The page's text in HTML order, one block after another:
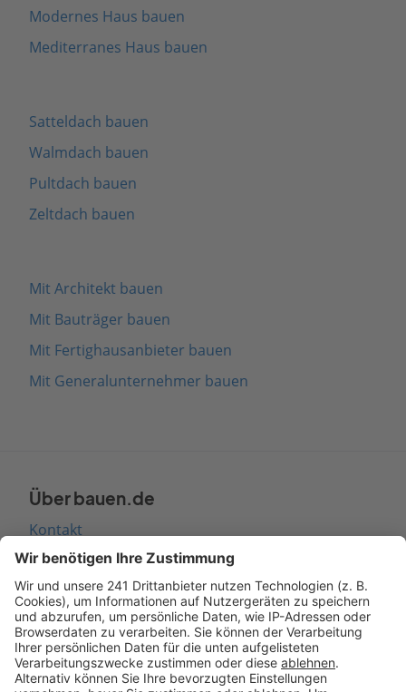
Modernes Haus bauen
Mediterranes Haus bauen
Satteldach bauen
Walmdach bauen
Pultdach bauen
Zeltdach bauen
Mit Architekt bauen
Mit Bauträger bauen
Mit Fertighausanbieter bauen
Mit Generalunternehmer bauen
Über bauen.de
Kontakt
Seitenaufbau
Barrierefreiheit
Cookie Einstellungen
Rechtliches